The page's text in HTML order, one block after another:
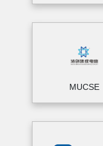
MUCSE